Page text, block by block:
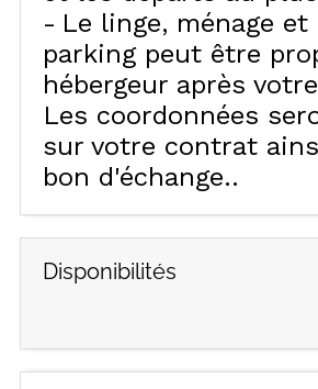
Le linge, ménage
parking peut être
hébergeur après
Les coordonnées
sur votre contrat
bon d'échange.
Disponibilités